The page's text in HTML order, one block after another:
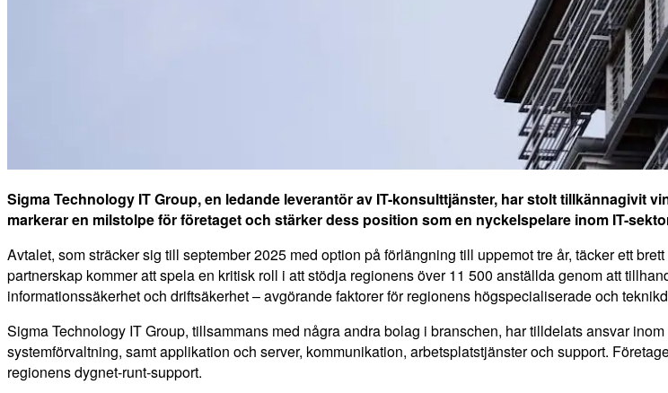
Sigma Technology IT Group, en ledande leverantör av IT-konsulttjänster, har stolt tillkännagivit
markerar en milstolpe för företaget och stärker dess position som en nyckelspelare inom IT-
Avtalet, som sträcker sig till september 2025 med option på förlängning till uppemot tre år, täcker ett
partnerskap kommer att spela en kritisk roll i att stödja regionens över 11 500 anställda genom att
informationssäkerhet och driftsäkerhet – avgörande faktorer för regionens högspecialiserade och
Sigma Technology IT Group, tillsammans med några andra bolag i branschen, har tilldelats ansvar
systemförvaltning, samt applikation och server, kommunikation, arbetsplatstjänster och support.
regionens dygnet-runt-support.